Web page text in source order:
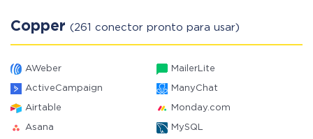
Copper (261 conector pronto para usar)
AWeber MailerLite
ActiveCampaign ManyChat
Airtable Monday.com
Asana MySQL